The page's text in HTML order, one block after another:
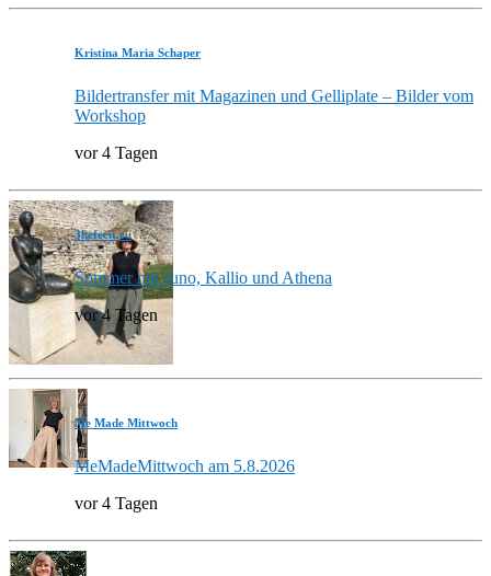
Kristina Maria Schaper
Bildertransfer mit Magazinen und Gelliplate – Bilder vom
Workshop
vor 4 Tagen
3hefecit.eu
Sommer mit Juno, Kallio und Athena
vor 4 Tagen
Me Made Mittwoch
MeMadeMittwoch am 5.8.2026
vor 4 Tagen